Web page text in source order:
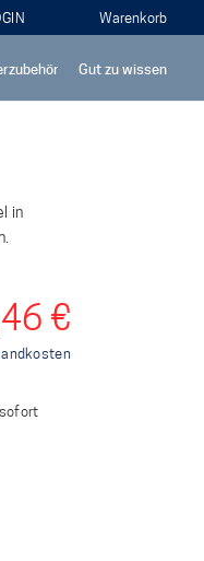
Gut zu wissen
€
in